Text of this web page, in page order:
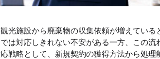
光施設から廃棄物の収集依頼が増えている
は対応しきれない不安がある一方、この流
戦略として、新規契約の獲得方法から処理